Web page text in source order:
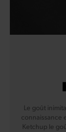
Le goût
connaissance
Ketchup le